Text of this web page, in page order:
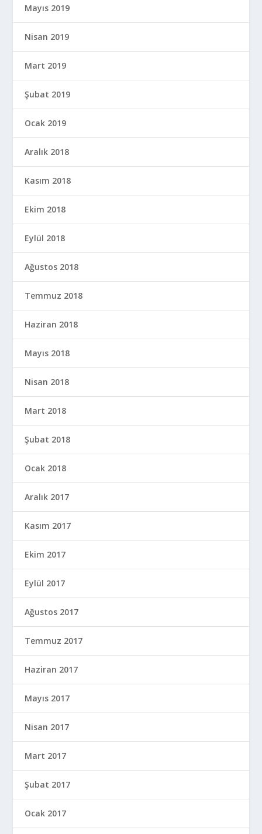
Mayıs 2019
Nisan 2019
Mart 2019
Şubat 2019
Ocak 2019
Aralık 2018
Kasım 2018
Ekim 2018
Eylül 2018
Ağustos 2018
Temmuz 2018
Haziran 2018
Mayıs 2018
Nisan 2018
Mart 2018
Şubat 2018
Ocak 2018
Aralık 2017
Kasım 2017
Ekim 2017
Eylül 2017
Ağustos 2017
Temmuz 2017
Haziran 2017
Mayıs 2017
Nisan 2017
Mart 2017
Şubat 2017
Ocak 2017